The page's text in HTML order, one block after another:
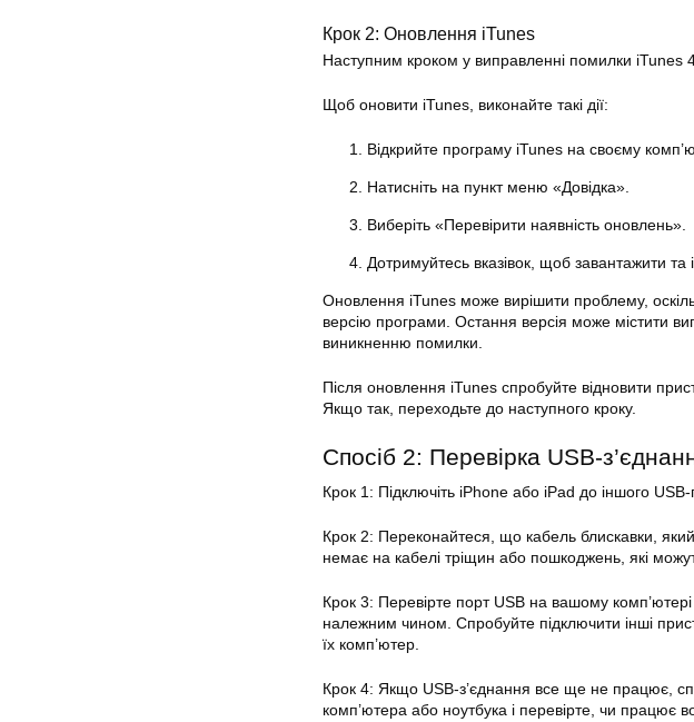
Крок 2: Оновлення iTunes
Наступним кроком у виправленні помилки iTunes
Щоб оновити iTunes, виконайте такі дії:
Відкрийте програму iTunes на своєму
Натисніть на пункт меню «Довідка».
Виберіть «Перевірити наявність оновлень».
Дотримуйтесь вказівок, щоб завантажити та
Оновлення iTunes може вирішити проблему,
версію програми. Остання версія може містити
виникненню помилки.
Після оновлення iTunes спробуйте відновити
Якщо так, переходьте до наступного кроку.
Спосіб 2: Перевірка USB-
Крок 1: Підключіть iPhone або iPad до іншого
Крок 2: Переконайтеся, що кабель блискавки,
немає на кабелі тріщин або пошкоджень, які
Крок 3: Перевірте порт USB на вашому
належним чином. Спробуйте підключити інші
їх комп’ютер.
Крок 4: Якщо USB-з’єднання все ще не працює,
комп’ютера або ноутбука і перевірте, чи